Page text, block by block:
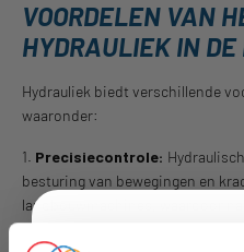
VOORDELEN VAN
HYDRAULIEK IN
Hydrauliek biedt verschillende
waaronder:
1. Precisiecontrole:
besturing van bewegingen en
landbouwmachines, waardoor
werkzaamheden mogelijk zijn.